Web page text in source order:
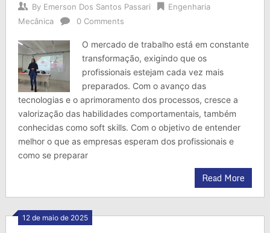
By Emerson Dos Santos Passari
Engenharia
Mecânica
0 Comments
O mercado de trabalho está em constante
transformação, exigindo que os
profissionais estejam cada vez mais
preparados. Com o avanço das
tecnologias e o aprimoramento dos processos, cresce a
valorização das habilidades comportamentais, também
conhecidas como soft skills. Com o objetivo de entender
melhor o que as empresas esperam dos profissionais e
como se preparar
Read More
12 de maio de 2025